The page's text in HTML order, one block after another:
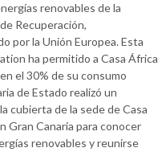
renovables de la
Recuperación,
por la Unión Europea. Esta
ha permitido a Casa África
el 30% de su consumo
de Estado realizó un
cubierta de la sede de Casa
Gran Canaria para conocer
renovables y reunirse